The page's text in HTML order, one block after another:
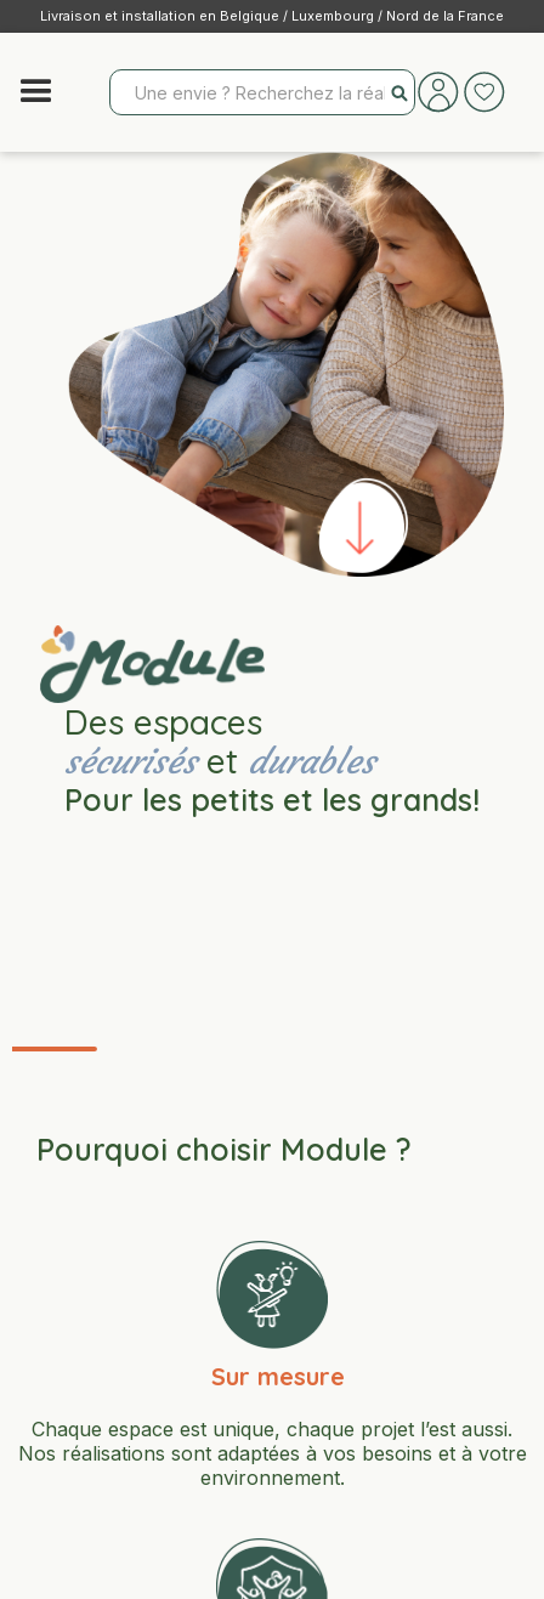
Livraison et installation en Belgique / Luxembourg / Nord de la France
Des espaces
sécuriséset durables
Pour les petits et les grands!
Pourquoi choisir Module ?
Sur mesure
Chaque espace est unique, chaque projet l’est aussi.
Nos réalisations sont adaptées à vos besoins et à votre
environnement.